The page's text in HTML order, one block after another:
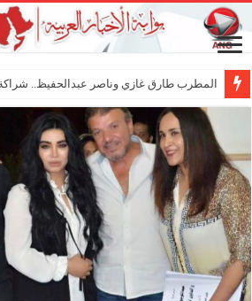
المطرب طارق غازي وناصر عبدالحفيظ..